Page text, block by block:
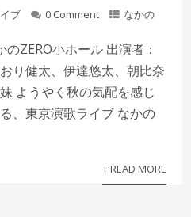
ブ 0 Comment なかの
ZERO小ホール 出演者：
り健太、伊達悠太、朝比奈
ようやく秋の気配を感じ
、東京演歌ライブ なかの
+ READ MORE